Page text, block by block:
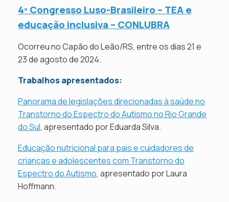
4º Congresso Luso-Brasileiro – TEA e
educação inclusiva – CONLUBRA
Ocorreu no Capão do Leão/RS, entre os dias 21 e
23 de agosto de 2024.
Trabalhos apresentados:
Panorama de legislações direcionadas à saúde no
Transtorno do Espectro do Autismo no Rio Grande
do Sul, apresentado por Eduarda Silva.
Educação nutricional para pais e cuidadores de
crianças e adolescentes com Transtorno do
Espectro do Autismo, apresentado por Laura
Hoffmann.